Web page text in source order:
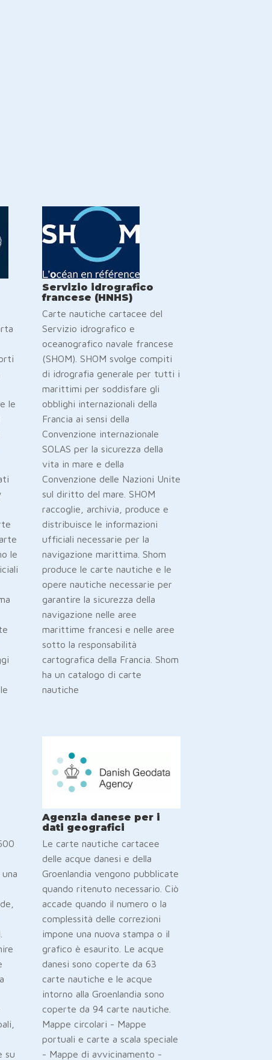
le
le
Servizio idrografico
francese (HNHS)
Carte nautiche cartacee del
Servizio idrografico e
oceanografico navale francese
(SHOM). SHOM svolge compiti
di idrografia generale per tutti i
marittimi per soddisfare gli
obblighi internazionali della
Francia ai sensi della
Convenzione internazionale
SOLAS per la sicurezza della
vita in mare e della
Convenzione delle Nazioni Unite
sul diritto del mare. SHOM
raccoglie, archivia, produce e
distribuisce le informazioni
ufficiali necessarie per la
navigazione marittima. Shom
produce le carte nautiche e le
opere nautiche necessarie per
garantire la sicurezza della
navigazione nelle aree
marittime francesi e nelle aree
sotto la responsabilità
cartografica della Francia. Shom
ha un catalogo di carte
nautiche
su
Agenzia danese per i
dati geografici
Le carte nautiche cartacee
delle acque danesi e della
Groenlandia vengono pubblicate
quando ritenuto necessario. Ciò
accade quando il numero o la
complessità delle correzioni
impone una nuova stampa o il
grafico è esaurito. Le acque
danesi sono coperte da 63
carte nautiche e le acque
intorno alla Groenlandia sono
coperte da 94 carte nautiche.
Mappe circolari - Mappe
portuali e carte a scala speciale
- Mappe di avvicinamento -